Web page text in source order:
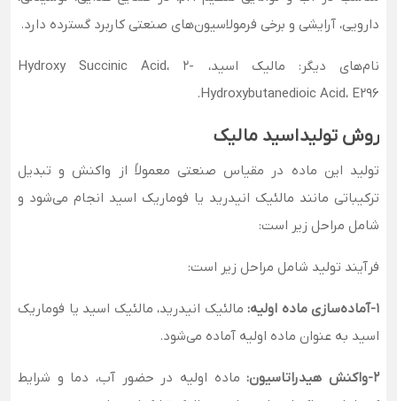
دارویی، آرایشی و برخی فرمولاسیون‌های صنعتی کاربرد گسترده دارد.
نام‌های دیگر: مالیک اسید، Hydroxy Succinic Acid، 2-
Hydroxybutanedioic Acid، E296.
روش تولید اسید مالیک
تولید این ماده در مقیاس صنعتی معمولاً از واکنش و تبدیل
ترکیباتی مانند مالئیک انیدرید یا فوماریک اسید انجام می‌شود و
شامل مراحل زیر است:
فرآیند تولید شامل مراحل زیر است:
1-آماده‌سازی ماده اولیه:
مالئیک انیدرید، مالئیک اسید یا فوماریک
اسید به عنوان ماده اولیه آماده می‌شود.
2-واکنش هیدراتاسیون:
ماده اولیه در حضور آب، دما و شرایط